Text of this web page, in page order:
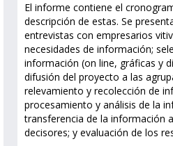
El informe contiene el
descripción de estas. Se
entrevistas con empresarios
necesidades de información;
información (on line, gráficas y
difusión del proyecto a las
relevamiento y recolección de
procesamiento y análisis de la
transferencia de la información
decisores; y evaluación de los